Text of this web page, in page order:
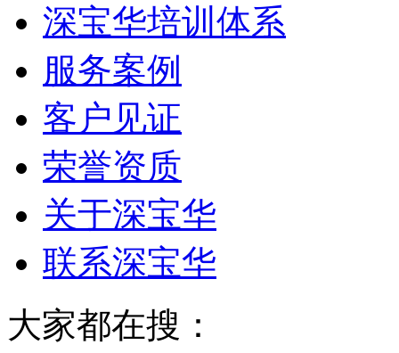
深宝华培训体系
服务案例
客户见证
荣誉资质
关于深宝华
联系深宝华
大家都在搜：